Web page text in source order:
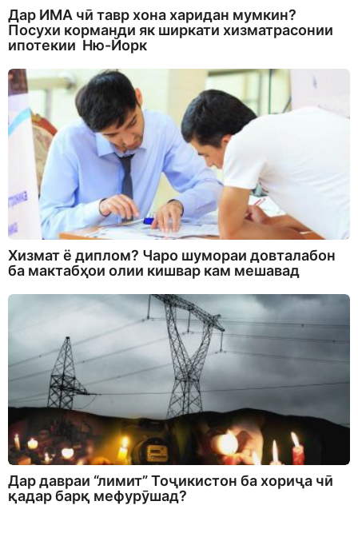
Дар ИМА чӣ тавр хона харидан мумкин?
Посухи корманди як ширкати хизматрасонии
ипотекии Ню-Йорк
Хизмат ё диплом? Чаро шумораи довталабон
ба мактабҳои олии кишвар кам мешавад
Дар давраи “лимит” Тоҷикистон ба хориҷа чӣ
қадар барқ мефурӯшад?